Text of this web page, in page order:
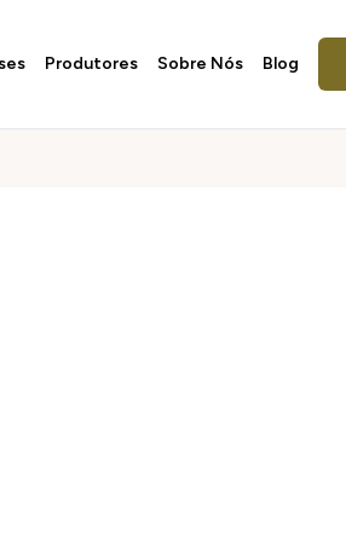
Produtores Sobre Nós Blog